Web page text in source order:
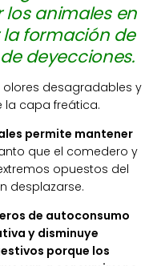
animales en
formación de
deyecciones.
desagradables y
la capa freática.
permite mantener
que el comedero y
opuestos del
desplazarse.
de autoconsumo
y disminuye
porque los